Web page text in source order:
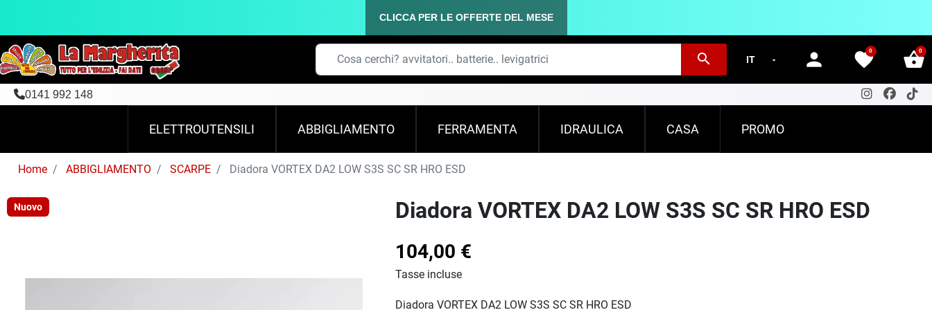
CLICCA PER LE OFFERTE DEL MESE
search person favorite
0 shopping_basket
0
0141 992 148
ELETTROUTENSILI ABBIGLIAMENTO FERRAMENTA IDRAULICA CASA PROMO
Home ABBIGLIAMENTO SCARPE Diadora VORTEX DA2 LOW S3S SC SR HRO ESD
Nuovo Diadora VORTEX DA2 LOW S3S SC SR HRO ESD
104,00 €
Tasse incluse
Diadora VORTEX DA2 LOW S3S SC SR HRO ESD